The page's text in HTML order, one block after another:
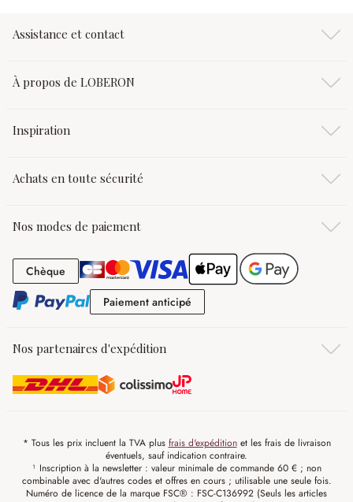
Assistance et contact
À propos de LOBERON
Inspiration
Achats en toute sécurité
Nos modes de paiement
Chèque Chèque
Paiement anticipé
Nos partenaires d'expédition
* Tous les prix incluent la TVA plus frais d'expéditionet les frais de livraison
éventuels, sauf indication contraire.
¹ Inscription à la newsletter : valeur minimale de commande 60 € ; non
combinable avec d'autres codes et offres en cours ; utilisable une seule fois.
Numéro de licence de la marque FSC® : FSC-C136992 (Seuls les articles